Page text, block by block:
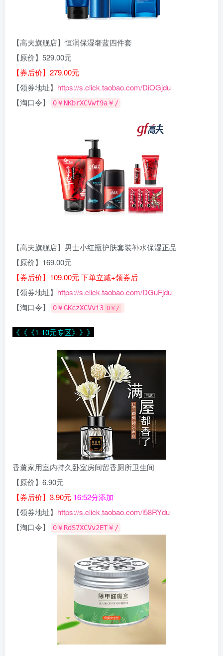
【高夫旗舰店】恒润保湿奢蓝四件套
【原价】529.00元
【券后价】279.00元
【领券地址】 https://s.click.taobao.com/DiOGjdu
【淘口令】
0￥NKbrXCVwf9a￥/
【高夫旗舰店】男士小红瓶护肤套装补水保湿正品
【原价】169.00元
【券后价】109.00元 下单立减+领券后
【领券地址】 https://s.click.taobao.com/DGuFjdu
【淘口令】
0￥GKczXCVvi3 0￥/
《《《1-10元专区》》》
香薰家用室内持久卧室房间留香厕所卫生间
【原价】6.90元
【券后价】3.90元 16:52分添加
【领券地址】 https://s.click.taobao.com/i58RYdu
【淘口令】
0￥RdS7XCVv2ET￥/